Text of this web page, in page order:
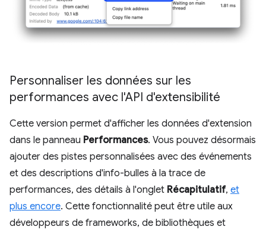
Personnaliser les données sur les
performances avec l'API d'extensibilité
Cette version permet d'afficher les données d'extension
dans le panneau Performances. Vous pouvez désormais
ajouter des pistes personnalisées avec des événements
et des descriptions d'info-bulles à la trace de
performances, des détails à l'onglet Récapitulatif, et
plus encore. Cette fonctionnalité peut être utile aux
développeurs de frameworks, de bibliothèques et